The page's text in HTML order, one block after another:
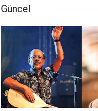
Güncel